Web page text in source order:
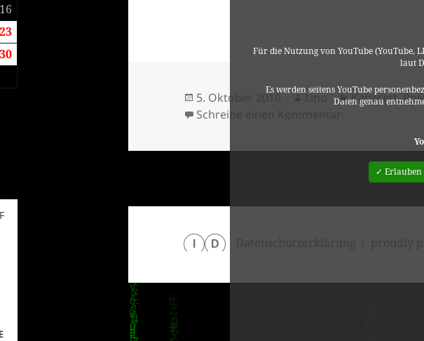
16
23
30
Für die Nutzung von YouTube (YouTube,
laut
Es werden seitens YouTube
Daten genau
✓ Erlauben
Veröffentlicht
am
5. Oktober 2016 Autor
Lino Kategorien
Kabarett,
Schreibe einen Kommentar
D